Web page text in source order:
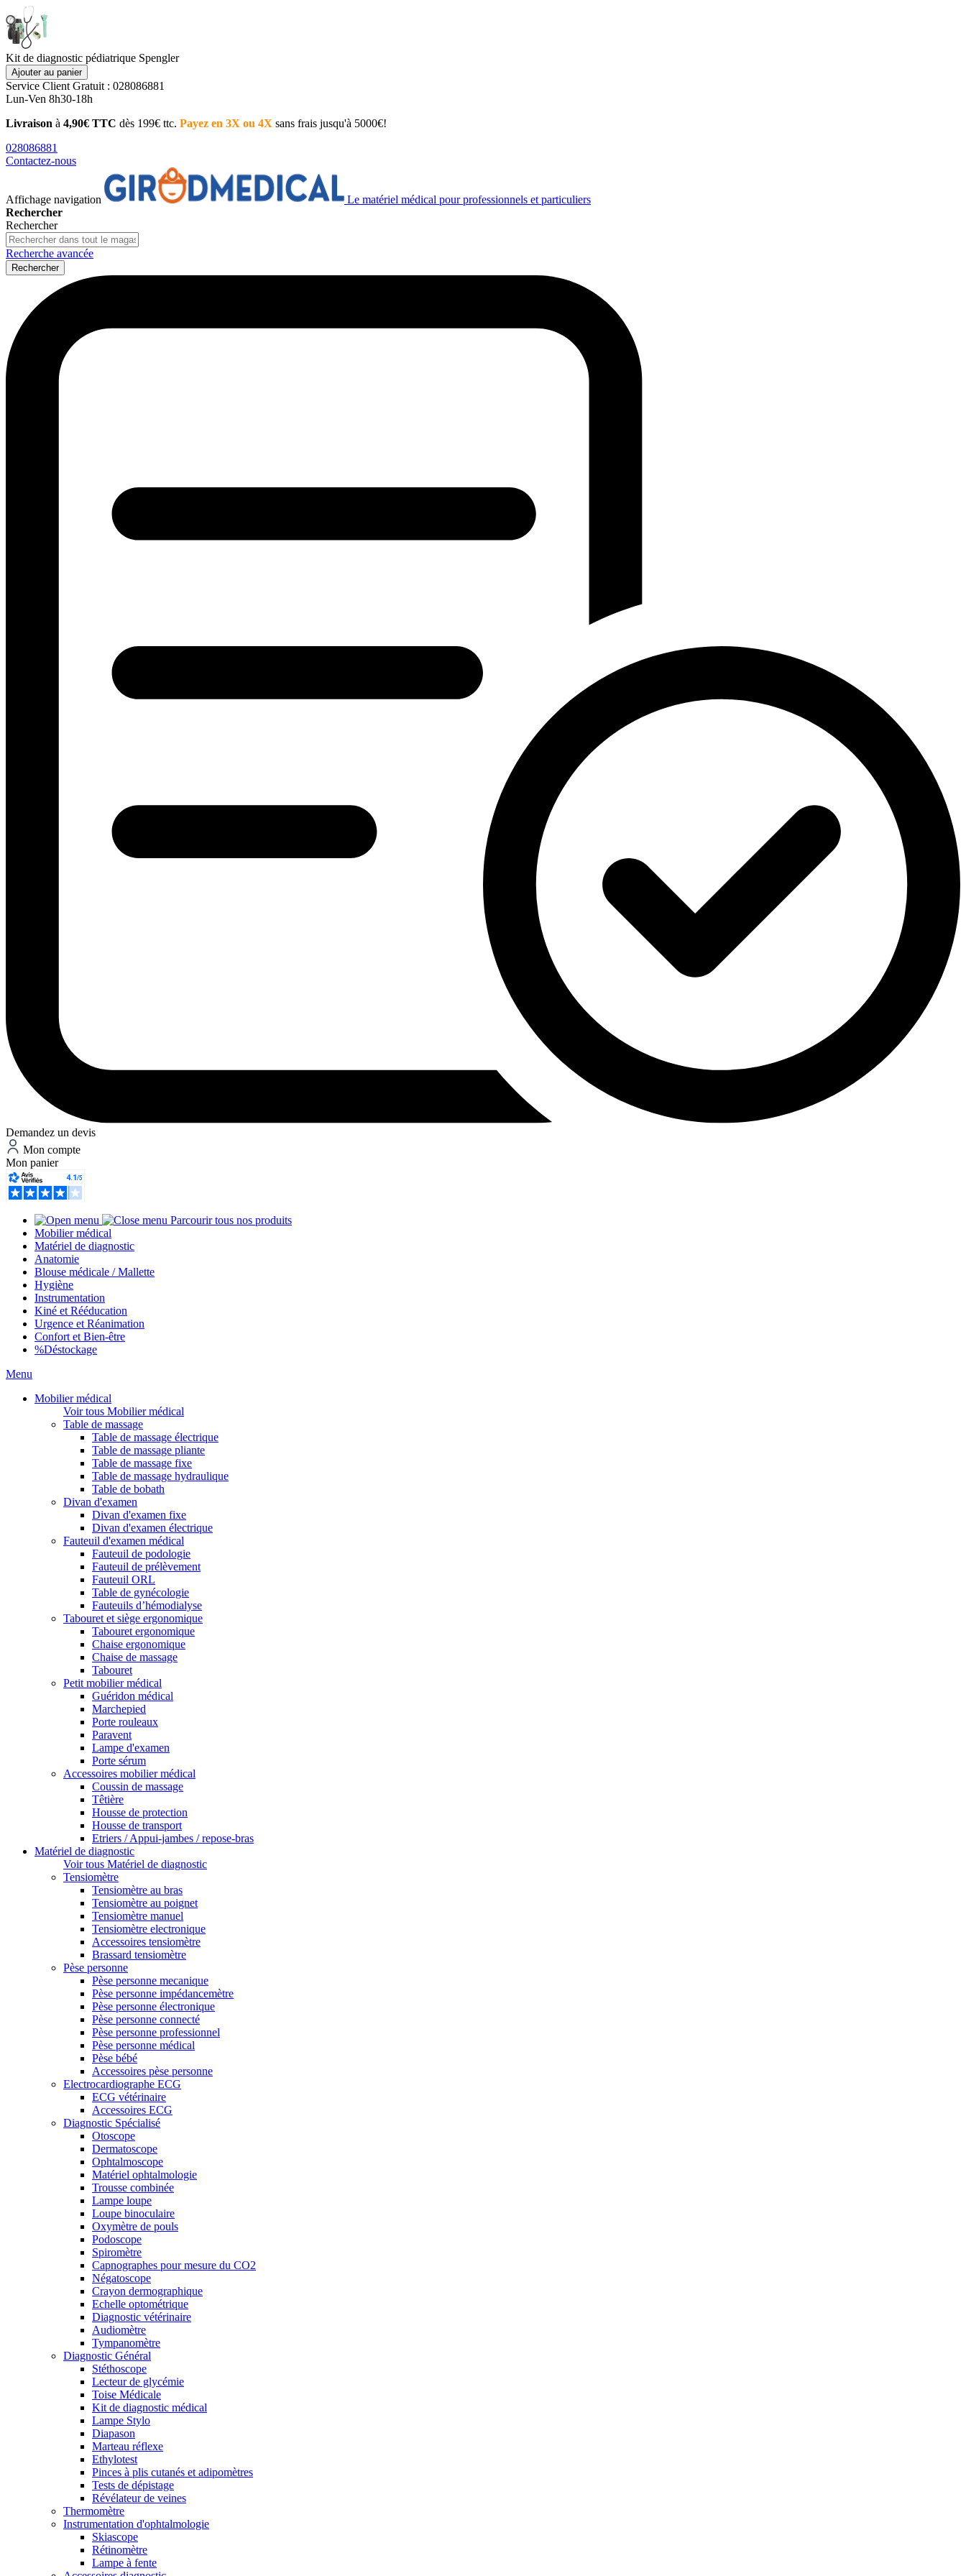
Kit de diagnostic pédiatrique Spengler
Ajouter au panier
Service Client Gratuit : 028086881
Lun-Ven 8h30-18h
Livraison à 4,90€ TTC dès 199€ ttc. Payez en 3X ou 4X sans frais jusqu'à 5000€!
028086881
Contactez-nous
Affichage navigation
Le matériel médical pour professionnels et particuliers
Rechercher
Rechercher
Recherche avancée
Rechercher
Demandez un devis
Mon compte
Mon panier
Parcourir tous nos produits
Mobilier médical
Matériel de diagnostic
Anatomie
Blouse médicale / Mallette
Hygiène
Instrumentation
Kiné et Rééducation
Urgence et Réanimation
Confort et Bien-être
%Déstockage
Menu
Mobilier médical
Voir tous Mobilier médical
Table de massage
Table de massage électrique
Table de massage pliante
Table de massage fixe
Table de massage hydraulique
Table de bobath
Divan d'examen
Divan d'examen fixe
Divan d'examen électrique
Fauteuil d'examen médical
Fauteuil de podologie
Fauteuil de prélèvement
Fauteuil ORL
Table de gynécologie
Fauteuils d’hémodialyse
Tabouret et siège ergonomique
Tabouret ergonomique
Chaise ergonomique
Chaise de massage
Tabouret
Petit mobilier médical
Guéridon médical
Marchepied
Porte rouleaux
Paravent
Lampe d'examen
Porte sérum
Accessoires mobilier médical
Coussin de massage
Têtière
Housse de protection
Housse de transport
Etriers / Appui-jambes / repose-bras
Matériel de diagnostic
Voir tous Matériel de diagnostic
Tensiomètre
Tensiomètre au bras
Tensiomètre au poignet
Tensiomètre manuel
Tensiomètre electronique
Accessoires tensiomètre
Brassard tensiomètre
Pèse personne
Pèse personne mecanique
Pèse personne impédancemètre
Pèse personne électronique
Pèse personne connecté
Pèse personne professionnel
Pèse personne médical
Pèse bébé
Accessoires pèse personne
Electrocardiographe ECG
ECG vétérinaire
Accessoires ECG
Diagnostic Spécialisé
Otoscope
Dermatoscope
Ophtalmoscope
Matériel ophtalmologie
Trousse combinée
Lampe loupe
Loupe binoculaire
Oxymètre de pouls
Podoscope
Spiromètre
Capnographes pour mesure du CO2
Négatoscope
Crayon dermographique
Echelle optométrique
Diagnostic vétérinaire
Audiomètre
Tympanomètre
Diagnostic Général
Stéthoscope
Lecteur de glycémie
Toise Médicale
Kit de diagnostic médical
Lampe Stylo
Diapason
Marteau réflexe
Ethylotest
Pinces à plis cutanés et adipomètres
Tests de dépistage
Révélateur de veines
Thermomètre
Instrumentation d'ophtalmologie
Skiascope
Rétinomètre
Lampe à fente